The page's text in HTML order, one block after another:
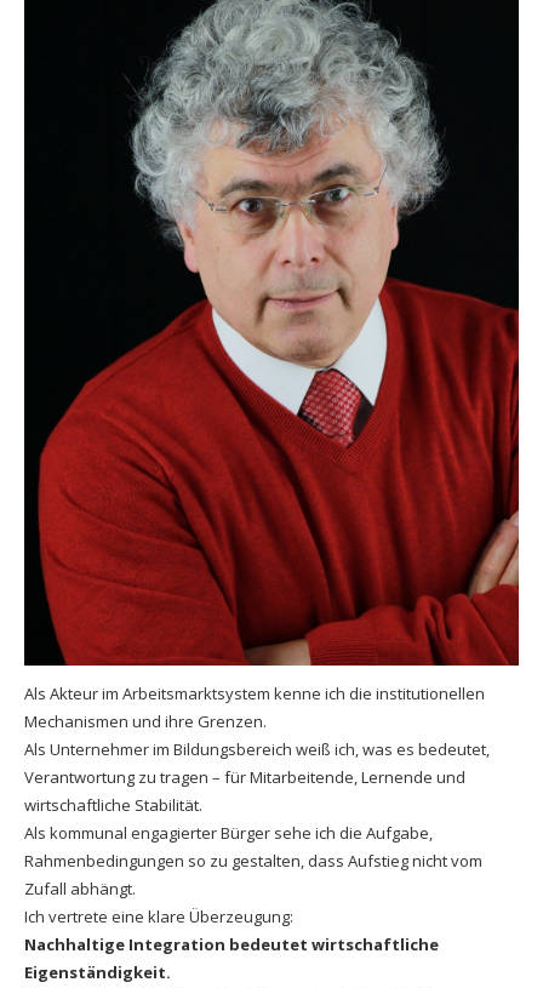
Als Akteur im Arbeitsmarktsystem kenne ich die institutionellen
Mechanismen und ihre Grenzen.
Als Unternehmer im Bildungsbereich weiß ich, was es bedeutet,
Verantwortung zu tragen – für Mitarbeitende, Lernende und
wirtschaftliche Stabilität.
Als kommunal engagierter Bürger sehe ich die Aufgabe,
Rahmenbedingungen so zu gestalten, dass Aufstieg nicht vom
Zufall abhängt.
Ich vertrete eine klare Überzeugung:
Nachhaltige Integration bedeutet wirtschaftliche
Eigenständigkeit.